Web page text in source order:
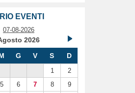
EVENTI
07-08-2026
2026
G V S D
1
2
5 6 7 8
9